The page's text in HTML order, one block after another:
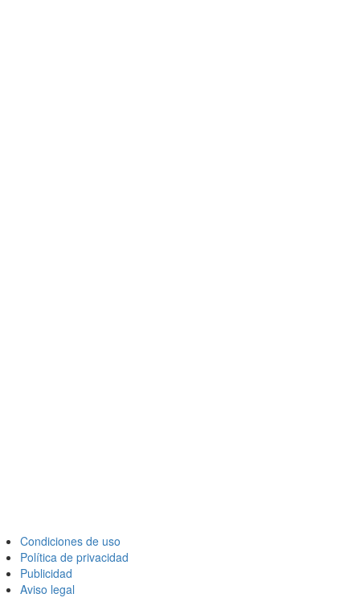
Condiciones de uso
Política de privacidad
Publicidad
Aviso legal